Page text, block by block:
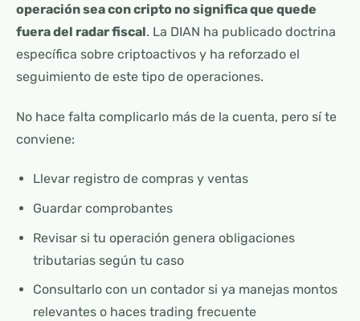
operación sea con cripto no significa que quede
fuera del radar fiscal. La DIAN ha publicado doctrina
específica sobre criptoactivos y ha reforzado el
seguimiento de este tipo de operaciones.
No hace falta complicarlo más de la cuenta, pero sí te
conviene:
Llevar registro de compras y ventas
Guardar comprobantes
Revisar si tu operación genera obligaciones
tributarias según tu caso
Consultarlo con un contador si ya manejas montos
relevantes o haces trading frecuente